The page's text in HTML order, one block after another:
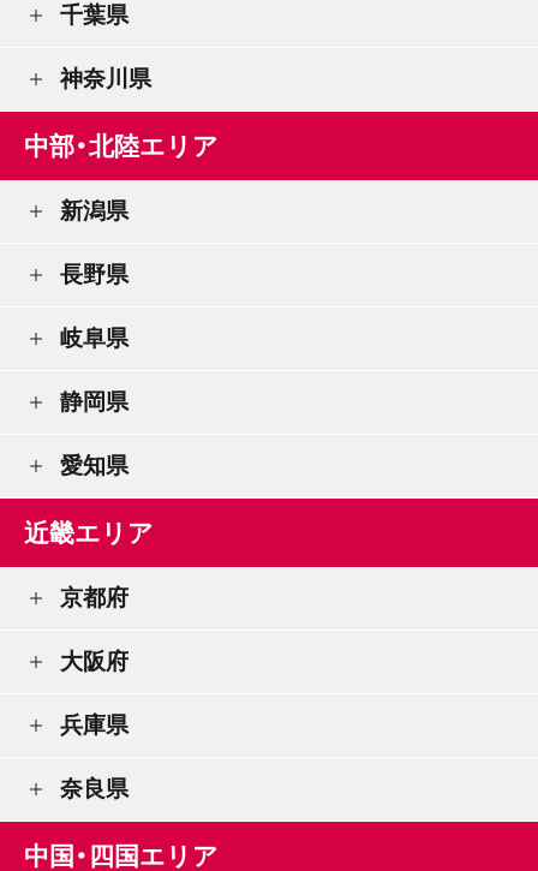
千葉県
神奈川県
中部・北陸エリア
新潟県
長野県
岐阜県
静岡県
愛知県
近畿エリア
京都府
大阪府
兵庫県
奈良県
中国・四国エリア